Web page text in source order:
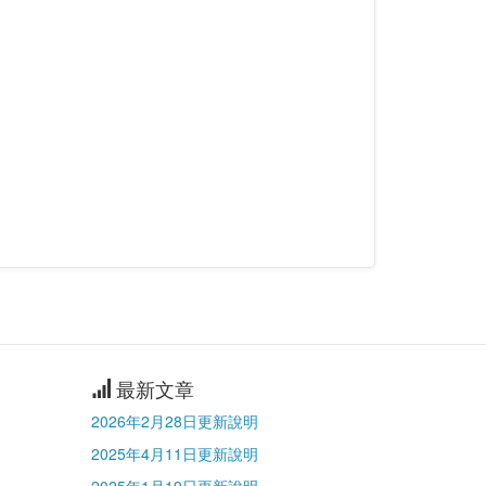
最新文章
2026年2月28日更新說明
2025年4月11日更新說明